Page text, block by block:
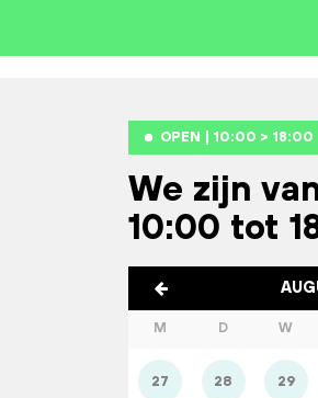
OPEN | 10:00 > 18:00
We zijn
10:00 tot
M D W
27 28 29